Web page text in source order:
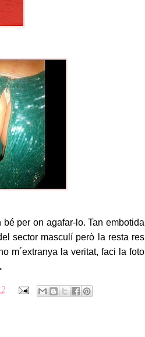
per on agafar-lo. Tan embotida
sector masculí però la resta res
m´extranya la veritat, faci la foto